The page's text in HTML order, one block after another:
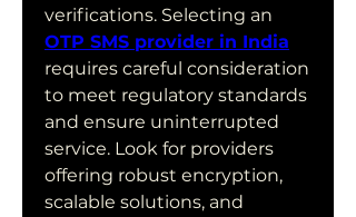
OTP SMS provider in India
requires careful consideration
to meet regulatory standards
and ensure uninterrupted
service. Look for providers
offering robust encryption,
scalable solutions, and